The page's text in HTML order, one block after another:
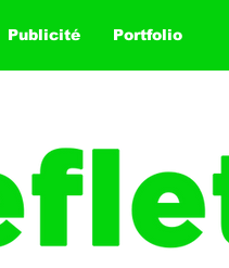
Publicité Portfolio